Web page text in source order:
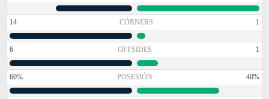
14 CÓRNERS 1
6 OFFSIDES 1
60% POSESIÓN 40%